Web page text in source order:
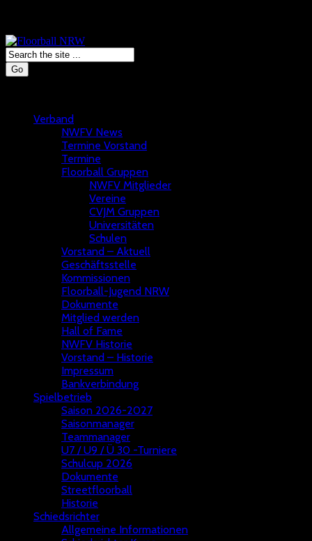
Go
Verband
NWFV News
Termine Vorstand
Termine
Floorball Gruppen
NWFV Mitglieder
Vereine
CVJM Gruppen
Universitäten
Schulen
Vorstand – Aktuell
Geschäftsstelle
Kommissionen
Floorball-Jugend NRW
Dokumente
Mitglied werden
Hall of Fame
NWFV Historie
Vorstand – Historie
Impressum
Bankverbindung
Spielbetrieb
Saison 2026-2027
Saisonmanager
Teammanager
U7 / U9 / Ü 30 -Turniere
Schulcup 2026
Dokumente
Streetfloorball
Historie
Schiedsrichter
Allgemeine Informationen